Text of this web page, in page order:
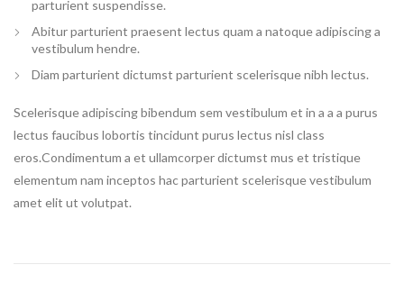
parturient suspendisse.
Abitur parturient praesent lectus quam a natoque adipiscing a
vestibulum hendre.
Diam parturient dictumst parturient scelerisque nibh lectus.
Scelerisque adipiscing bibendum sem vestibulum et in a a a purus
lectus faucibus lobortis tincidunt purus lectus nisl class
eros.Condimentum a et ullamcorper dictumst mus et tristique
elementum nam inceptos hac parturient scelerisque vestibulum
amet elit ut volutpat.